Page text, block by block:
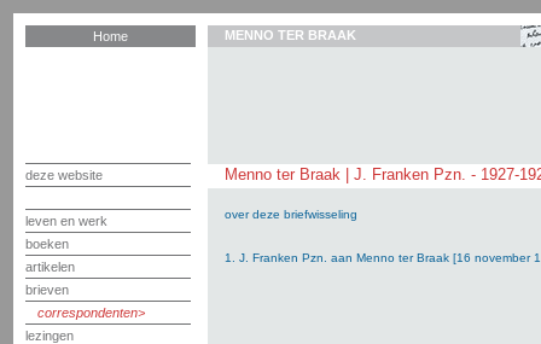
Home
deze website
leven en werk
boeken
artikelen
brieven
correspondenten
lezingen
MENNO TER BRAAK
Menno ter Braak | J. Franken Pzn. - 1927-
over deze briefwisseling
1. J. Franken Pzn. aan Menno ter Braak [16 november